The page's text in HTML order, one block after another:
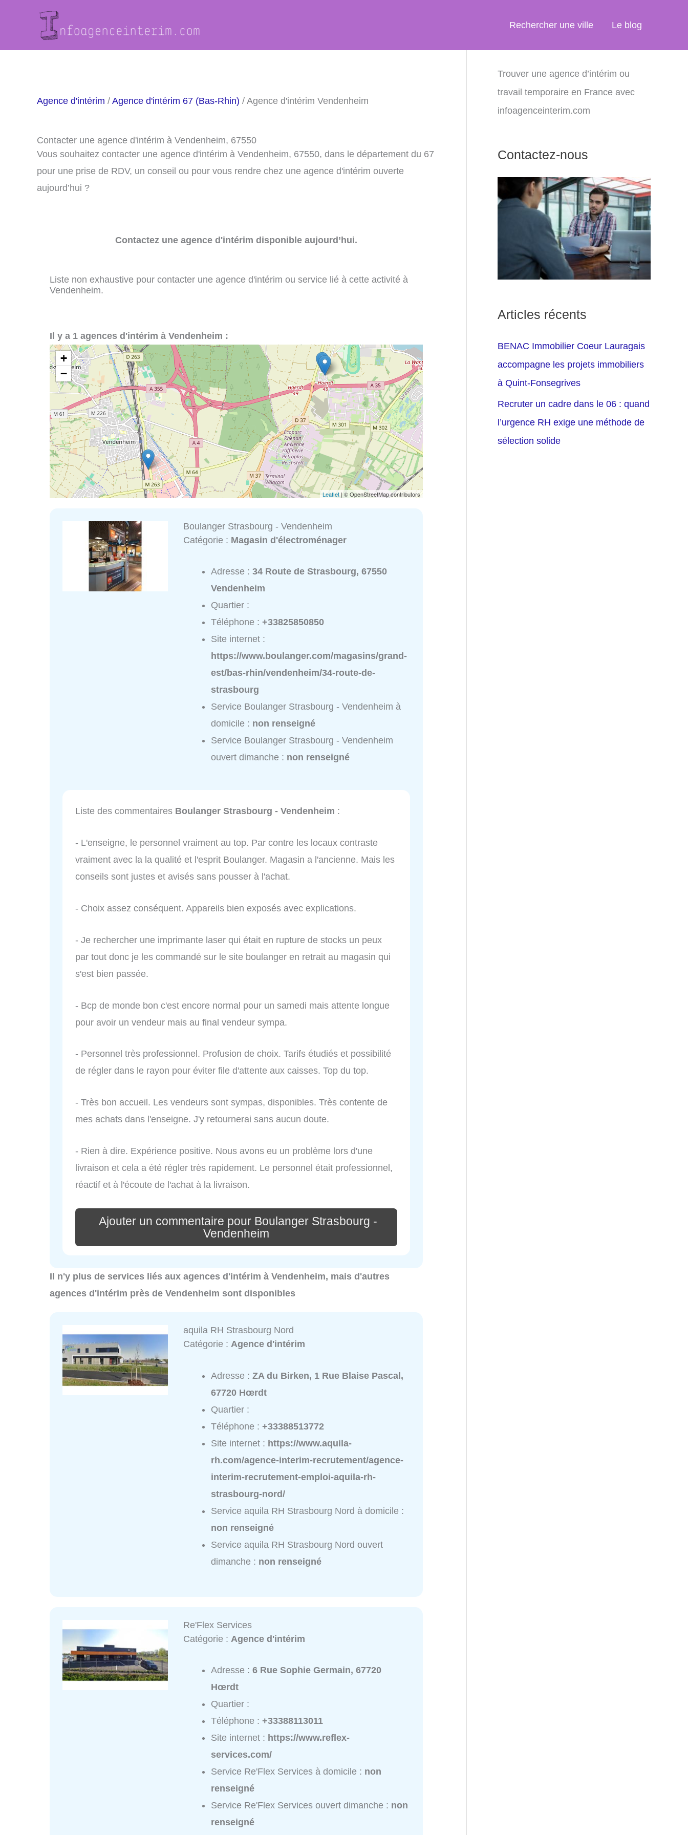
Rechercher une ville Le blog
Agence d'intérim / Agence d'intérim 67 (Bas-Rhin) / Agence d'intérim Vendenheim
Contacter une agence d'intérim à Vendenheim, 67550
Vous souhaitez contacter une agence d'intérim à Vendenheim, 67550, dans le département du 67
pour une prise de RDV, un conseil ou pour vous rendre chez une agence d'intérim ouverte
aujourd’hui ?
Contactez une agence d'intérim disponible aujourd’hui.
Liste non exhaustive pour contacter une agence d'intérim ou service lié à cette activité à
Vendenheim.
Il y a 1 agences d'intérim à Vendenheim :
+
−
Leaflet| © OpenStreetMap contributors
Boulanger Strasbourg - Vendenheim
Catégorie : Magasin d'électroménager
Adresse :34 Route de Strasbourg, 67550
Vendenheim
Quartier :
Téléphone :+33825850850
Site internet :
https://www.boulanger.com/magasins/grand-
est/bas-rhin/vendenheim/34-route-de-
strasbourg
Service Boulanger Strasbourg - Vendenheim à
domicile : non renseigné
Service Boulanger Strasbourg - Vendenheim
ouvert dimanche : non renseigné
Liste des commentaires Boulanger Strasbourg - Vendenheim :
- L'enseigne, le personnel vraiment au top. Par contre les locaux contraste
vraiment avec la la qualité et l'esprit Boulanger. Magasin a l'ancienne. Mais les
conseils sont justes et avisés sans pousser à l'achat.
- Choix assez conséquent. Appareils bien exposés avec explications.
- Je rechercher une imprimante laser qui était en rupture de stocks un peux
par tout donc je les commandé sur le site boulanger en retrait au magasin qui
s'est bien passée.
- Bcp de monde bon c'est encore normal pour un samedi mais attente longue
pour avoir un vendeur mais au final vendeur sympa.
- Personnel très professionnel. Profusion de choix. Tarifs étudiés et possibilité
de régler dans le rayon pour éviter file d'attente aux caisses. Top du top.
- Très bon accueil. Les vendeurs sont sympas, disponibles. Très contente de
mes achats dans l'enseigne. J'y retournerai sans aucun doute.
- Rien à dire. Expérience positive. Nous avons eu un problème lors d'une
livraison et cela a été régler très rapidement. Le personnel était professionnel,
réactif et à l'écoute de l'achat à la livraison.
Ajouter un commentaire pour Boulanger Strasbourg -
Vendenheim
Il n'y plus de services liés aux agences d'intérim à Vendenheim, mais d'autres
agences d'intérim près de Vendenheim sont disponibles
aquila RH Strasbourg Nord
Catégorie : Agence d'intérim
Adresse :ZA du Birken, 1 Rue Blaise Pascal,
67720 Hœrdt
Quartier :
Téléphone :+33388513772
Site internet : https://www.aquila-
rh.com/agence-interim-recrutement/agence-
interim-recrutement-emploi-aquila-rh-
strasbourg-nord/
Service aquila RH Strasbourg Nord à domicile :
non renseigné
Service aquila RH Strasbourg Nord ouvert
dimanche : non renseigné
Re'Flex Services
Catégorie : Agence d'intérim
Adresse :6 Rue Sophie Germain, 67720
Hœrdt
Quartier :
Téléphone :+33388113011
Site internet : https://www.reflex-
services.com/
Service Re'Flex Services à domicile : non
renseigné
Service Re'Flex Services ouvert dimanche : non
renseigné
Trouver une agence d’intérim ou
travail temporaire en France avec
infoagenceinterim.com
Contactez-nous
Articles récents
BENAC Immobilier Coeur Lauragais
accompagne les projets immobiliers
à Quint-Fonsegrives
Recruter un cadre dans le 06 : quand
l’urgence RH exige une méthode de
sélection solide